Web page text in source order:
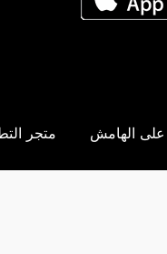
على الهامش متجر